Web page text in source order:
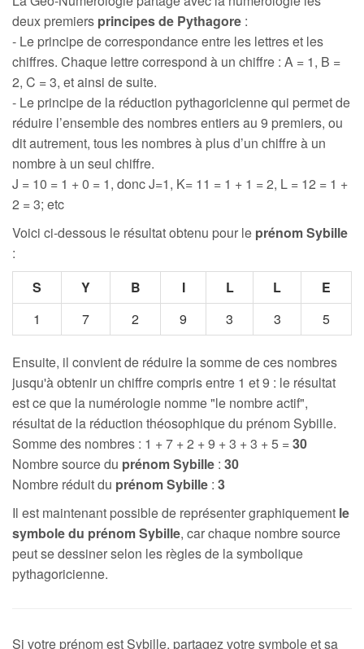
deux premiers principes de Pythagore :
- Le principe de correspondance entre les lettres et les
chiffres. Chaque lettre correspond à un chiffre : A = 1, B =
2, C = 3, et ainsi de suite.
- Le principe de la réduction pythagoricienne qui permet de
réduire l’ensemble des nombres entiers au 9 premiers, ou
dit autrement, tous les nombres à plus d’un chiffre à un
nombre à un seul chiffre.
J = 10 = 1 + 0 = 1, donc J=1, K= 11 = 1 + 1 = 2, L = 12 = 1 +
2 = 3; etc
Voici ci-dessous le résultat obtenu pour le prénom Sybille
:
S
Y B I L L
E
1
7 2 9 3 3 5
Ensuite, il convient de réduire la somme de ces nombres
jusqu'à obtenir un chiffre compris entre 1 et 9 : le résultat
est ce que la numérologie nomme "le nombre actif",
résultat de la réduction théosophique du prénom Sybille.
Somme des nombres : 1 + 7 + 2 + 9 + 3 + 3 + 5 =30
Nombre source du prénom Sybille : 30
Nombre réduit du prénom Sybille : 3
Il est maintenant possible de représenter graphiquement le
symbole du prénom Sybille, car chaque nombre source
peut se dessiner selon les règles de la symbolique
pythagoricienne.
Si votre prénom est Sybille, partagez votre symbole et sa